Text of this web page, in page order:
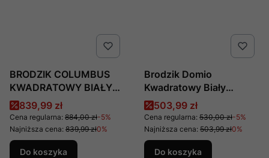
BRODZIK COLUMBUS
KWADRATOWY BIAŁY
AKRYLOWY 90x90x14,
PRODUCENT: NEW
TRENDY, NUMER KAT:
B-0107
Cena promocyjna
839,99 zł
Cena regularna: 884,00 zł-5%
Najniższa cena: 839,99 zł0%
Do koszyka
Brodzik Domio
Kwadratowy Biały
Akrylowy 90x90x16,
Producent: New Trendy,
Numer Kat: B-0348
Cena promocyjna
503,99 zł
Cena regularna: 530,00 zł-5%
Najniższa cena: 503,99 zł0%
Do koszyka